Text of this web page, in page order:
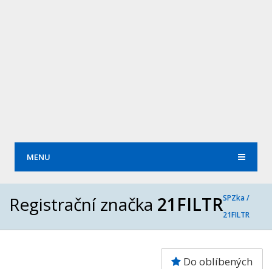
MENU
Registrační značka 21FILTRSPZka /
21FILTR
Do oblíbených